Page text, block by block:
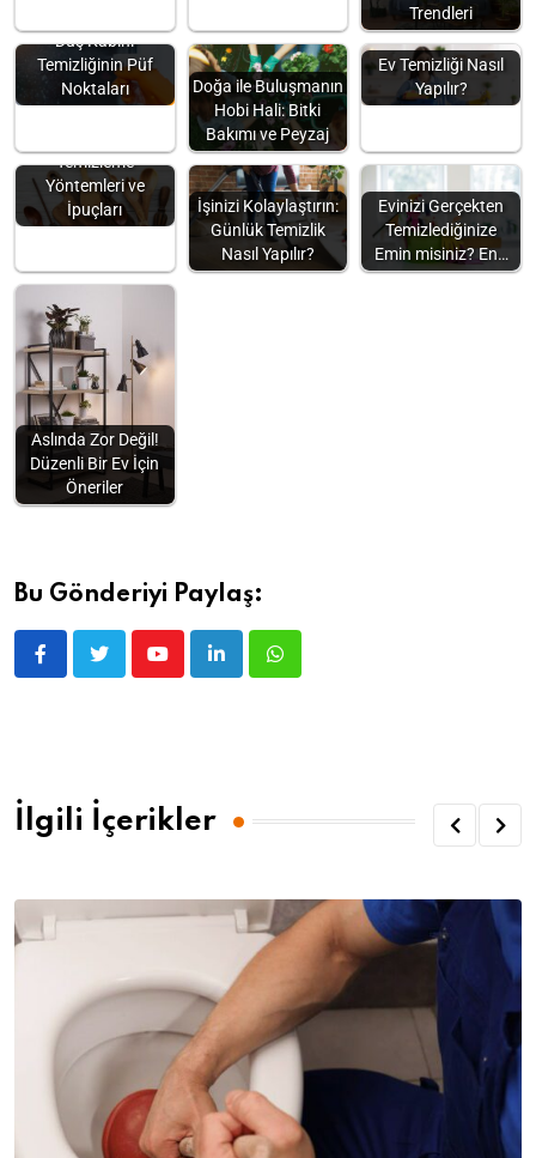
Trendleri
Duş Kabini
Temizliğinin Püf
Noktaları
Doğa ile Buluşmanın
Hobi Hali: Bitki
Bakımı ve Peyzaj
Ev Temizliği Nasıl
Yapılır?
Temizleme
Yöntemleri ve
İpuçları
İşinizi Kolaylaştırın:
Günlük Temizlik
Nasıl Yapılır?
Evinizi Gerçekten
Temizlediğinize
Emin misiniz? En…
Aslında Zor Değil!
Düzenli Bir Ev İçin
Öneriler
Bu Gönderiyi Paylaş:
İlgili İçerikler